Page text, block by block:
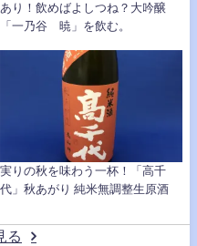
あり！飲めばよしつね？大吟醸
「一乃谷 暁」を飲む。
実りの秋を味わう一杯！「高千
代」秋あがり 純米無調整生原酒
る